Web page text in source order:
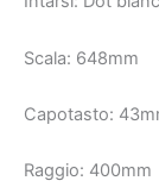
Scala: 648mm
Capotasto:
Raggio: 400mm